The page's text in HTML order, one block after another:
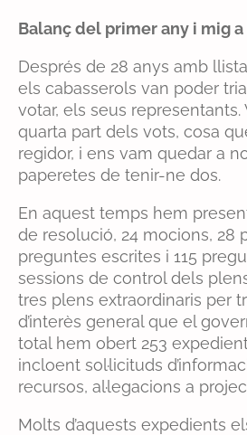
Balanç del primer any i miga
Després de 28 anys amb
els cabasserols van poder
votar, els seus representants.
quarta part dels vots, cosa
regidor, i ens vam quedar a
paperetes de tenir-ne dos.
En aquest temps hem
de resolució, 24 mocions, 28
preguntes escrites i 115
sessions de control dels
tres plens extraordinaris per
d’interès general que el
total hem obert 253
incloent sol·licituds
recursos, al·legacions a
Molts d’aquests expedients